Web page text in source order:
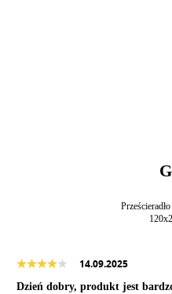
14.09.2025
Dzień dobry, produkt jest